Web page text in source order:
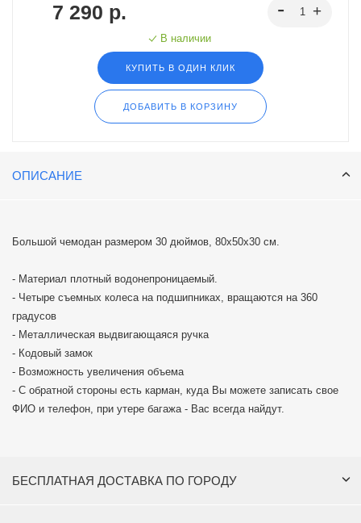
7 290 р.
В наличии
КУПИТЬ В ОДИН КЛИК
ДОБАВИТЬ В КОРЗИНУ
ОПИСАНИЕ
Большой чемодан размером 30 дюймов, 80x50x30 см.
- Материал плотный водонепроницаемый.
- Четыре съемных колеса на подшипниках, вращаются на 360
градусов
- Металлическая выдвигающаяся ручка
- Кодовый замок
- Возможность увеличения объема
- С обратной стороны есть карман, куда Вы можете записать свое
ФИО и телефон, при утере багажа - Вас всегда найдут.
БЕСПЛАТНАЯ ДОСТАВКА ПО ГОРОДУ